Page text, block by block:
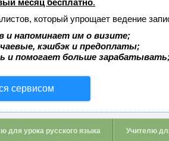
месяц бесплатно.
который упрощает ведение
и напоминает им о визите;
кэшбэк и предоплаты;
и помогает больше
сервисом
для урока русского языка Учителю